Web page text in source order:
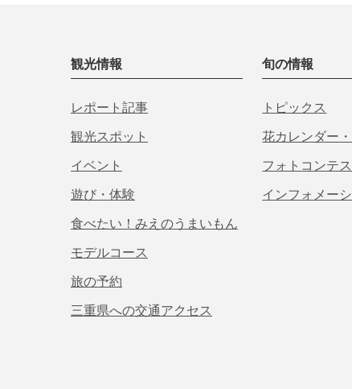
観光情報
レポート記事
観光スポット
イベント
遊び・体験
食べたい！みえのうまいもん
モデルコース
旅の予約
三重県への交通アクセス
旬の情報
トピックス
花カレンダー
フォトコンテス
インフォメー